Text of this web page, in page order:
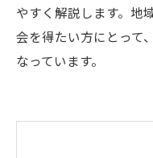
やすく解説します。地
会を得たい方にとって
なっています。